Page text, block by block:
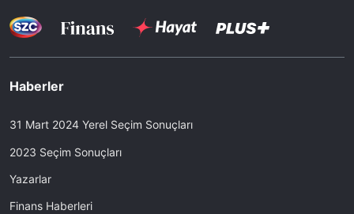
Haberler
31 Mart 2024 Yerel Seçim Sonuçları
2023 Seçim Sonuçları
Yazarlar
Finans Haberleri